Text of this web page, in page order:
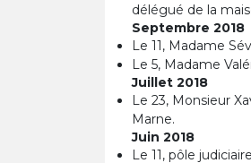
délégué de la
Septembre 2018
Le 11, Madame
Le 5, Madame
Juillet 2018
Le 23, Monsieur
Marne.
Juin 2018
Le 11, pôle